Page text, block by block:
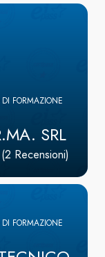
FORMAZIONE
SRL
(2 Recensioni)
FORMAZIONE